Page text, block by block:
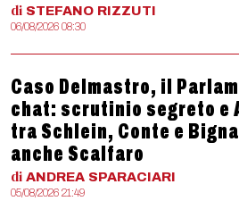
di STEFANO RIZZUTI
06/08/2026 08:30
Caso Delmastro, il
chat: scrutinio segreto e
tra Schlein, Conte e
anche Scalfaro
di ANDREA SPARACIARI
05/08/2026 21:49